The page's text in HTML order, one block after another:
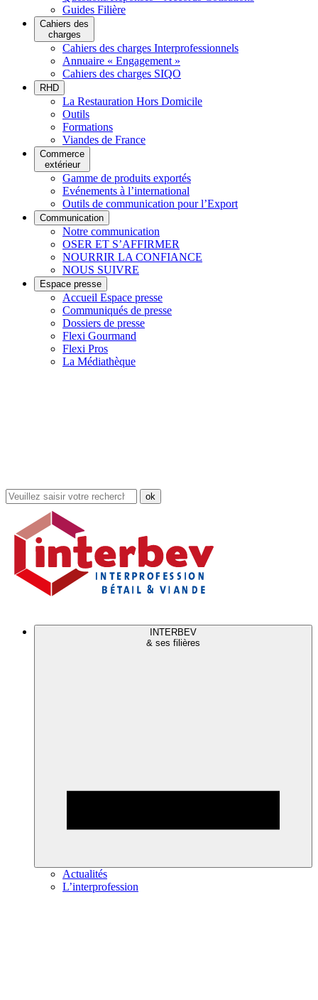
Guides Filière
Cahiers des
charges
Cahiers des charges Interprofessionnels
Annuaire « Engagement »
Cahiers des charges SIQO
RHD
La Restauration Hors Domicile
Outils
Formations
Viandes de France
Commerce
extérieur
Gamme de produits exportés
Evénements à l’international
Outils de communication pour l’Export
Communication
Notre communication
OSER ET S’AFFIRMER
NOURRIR LA CONFIANCE
NOUS SUIVRE
Espace presse
Accueil Espace presse
Communiqués de presse
Dossiers de presse
Flexi Gourmand
Flexi Pros
La Médiathèque
Rechercher
dans
site
INTERBEV
& ses filières
Actualités
L’interprofession